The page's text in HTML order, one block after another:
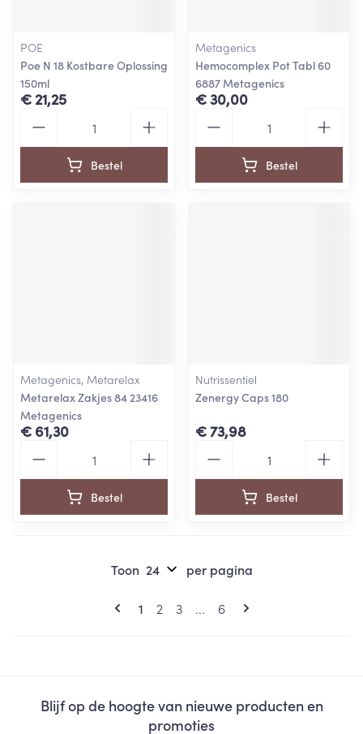
POE
Poe N 18 Kostbare Oplossing
150ml
€ 21,25
Bestel
Metagenics
Hemocomplex Pot Tabl 60
6887 Metagenics
€ 30,00
Bestel
Metagenics, Metarelax
Metarelax Zakjes 84 23416
Metagenics
€ 61,30
Bestel
Nutrissentiel
Zenergy Caps 180
€ 73,98
Bestel
Pagina's
U lees momenteel pagina
1 Pagina
2 Pagina
3 ... Pagina
6
Toon per pagina
Blijf op de hoogte van nieuwe producten en
promoties